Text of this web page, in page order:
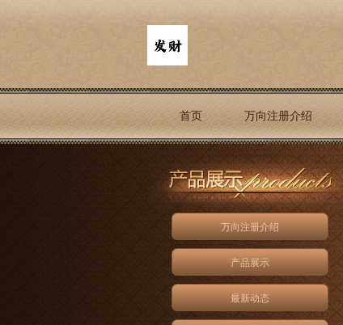
首页 万向注册介绍
万向注册介绍
产品展示
最新动态